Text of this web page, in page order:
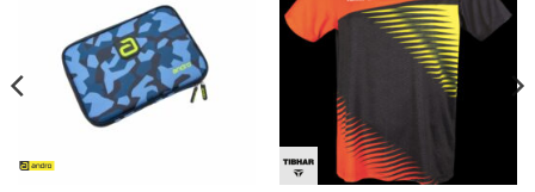
souhaits
Ajouter
aux
souhaits